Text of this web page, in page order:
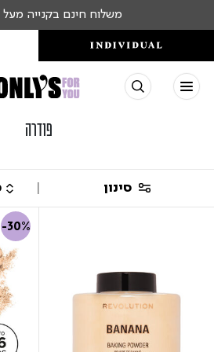
משלוח חינם בקנייה מעל 249 ש"ח
פודרה
סינון
-30%